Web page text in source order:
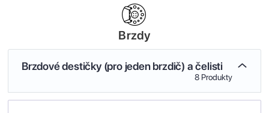
Brzdy
Brzdové destičky (pro jeden brzdič) a čelisti
8 Produkty